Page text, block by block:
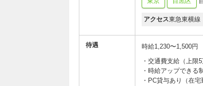
アクセス東急東横線
待遇
時給1,230〜1,500円
・交通費支給（上限5
・時給アップできる
・PC貸与あり（在宅